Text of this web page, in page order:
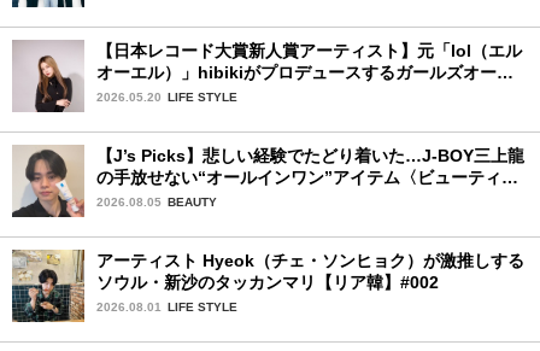
【日本レコード大賞新人賞アーティスト】元「lol（エル
オーエル）」hibikiがプロデュースするガールズオーデ
ィションが始動！ 応募は5月31日（日）まで
2026.05.20 LIFE STYLE
【J’s Picks】悲しい経験でたどり着いた…J-BOY三上龍
の手放せない“オールインワン”アイテム〈ビューティ＆
ファッション夏の必需品〉
2026.08.05 BEAUTY
アーティスト Hyeok（チェ・ソンヒョク）が激推しする
ソウル・新沙のタッカンマリ【リア韓】#002
2026.08.01 LIFE STYLE